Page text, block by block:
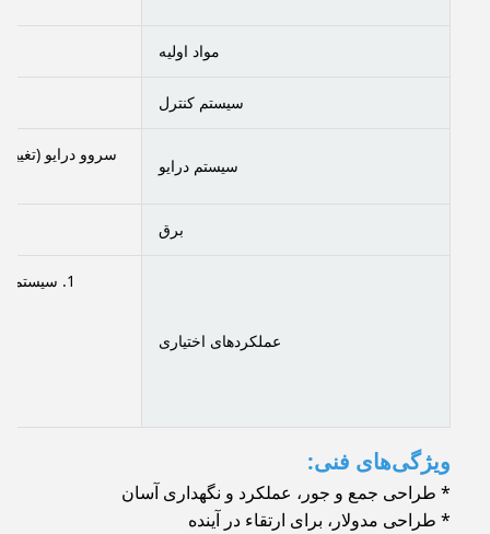
مواد اولیه
سیستم کنترل
سیستم درایو
سروو درایو
برق
عملکردهای اختیاری
1. سیستم نظارت تصویری (کنترل بررسی اندازه آنلاین، بازرسی موقعیت، بازرسی گم شدن، اسکن لکه و غیره.)
ویژگی‌های فنی:
* طراحی جمع و جور، عملکرد و نگهداری آسان
* طراحی مدولار، برای ارتقاء در آینده